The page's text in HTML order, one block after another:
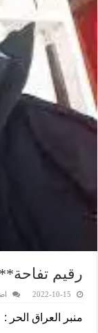
رقيم
2022-10-15
منبر العراق الحر :